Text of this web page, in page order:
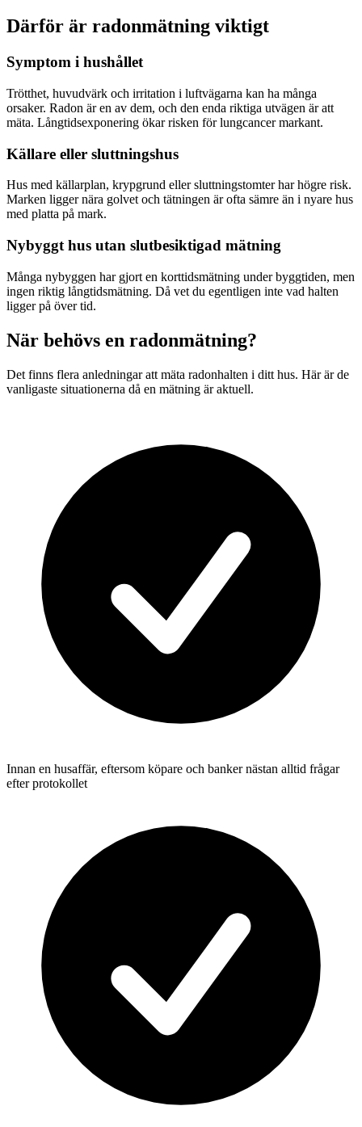
Därför är radonmätning viktigt
Symptom i hushållet
Trötthet, huvudvärk och irritation i luftvägarna kan ha många
orsaker. Radon är en av dem, och den enda riktiga utvägen är att
mäta. Långtidsexponering ökar risken för lungcancer markant.
Källare eller sluttningshus
Hus med källarplan, krypgrund eller sluttningstomter har högre risk.
Marken ligger nära golvet och tätningen är ofta sämre än i nyare hus
med platta på mark.
Nybyggt hus utan slutbesiktigad mätning
Många nybyggen har gjort en korttidsmätning under byggtiden, men
ingen riktig långtidsmätning. Då vet du egentligen inte vad halten
ligger på över tid.
När behövs en radonmätning?
Det finns flera anledningar att mäta radonhalten i ditt hus. Här är de
vanligaste situationerna då en mätning är aktuell.
Innan en husaffär, eftersom köpare och banker nästan alltid frågar
efter protokollet